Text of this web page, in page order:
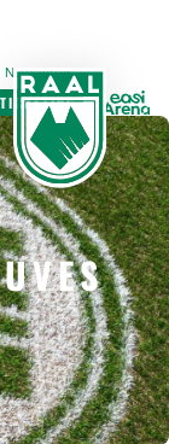
Newsletter
TICKETING
VIP
FAN SHOP